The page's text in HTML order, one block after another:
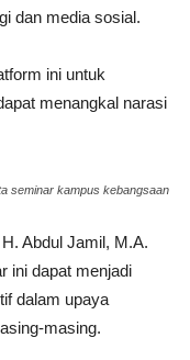
dan media sosial.
ini untuk
menangkal narasi
seminar kampus kebangsaan
Abdul Jamil, M.A.
ini dapat menjadi
dalam upaya
masing.